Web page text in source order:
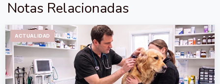
Notas Relacionadas
ACTUALIDAD